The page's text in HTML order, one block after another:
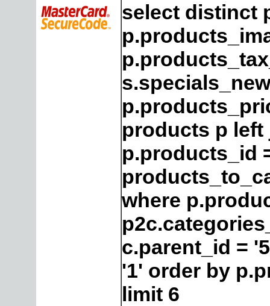
select distinct
products p
p.products_id
where
c.parent_id =
'1' order by
limit 6